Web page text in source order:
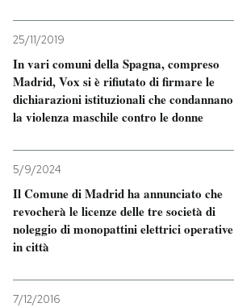
25/11/2019
In vari comuni della Spagna, compreso
Madrid, Vox si è rifiutato di firmare le
dichiarazioni istituzionali che condannano
la violenza maschile contro le donne
5/9/2024
Il Comune di Madrid ha annunciato che
revocherà le licenze delle tre società di
noleggio di monopattini elettrici operative
in città
7/12/2016